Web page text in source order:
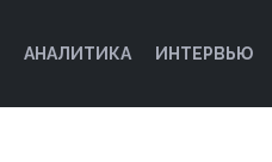
АНАЛИТИКА ИНТЕРВЬЮ